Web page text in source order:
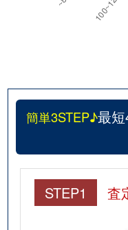
簡単3STEP♪最
STEP1 査